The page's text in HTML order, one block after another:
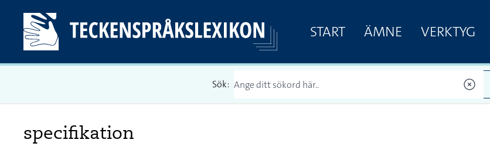
START ÄMNE VERKTYG
Sök:
specifikation